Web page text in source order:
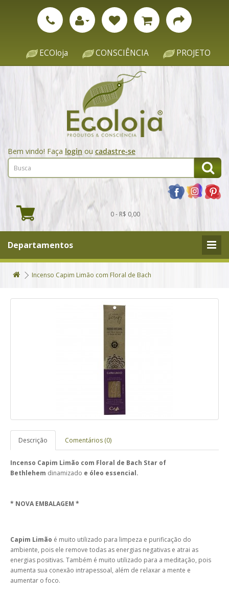
ECOloja CONSCIÊNCIA PROJETO
Bem vindo! Faça login ou cadastre-se
0 - R$ 0,00
Departamentos
Incenso Capim Limão com Floral de Bach
Descrição Comentários (0)
Incenso Capim Limão com Floral de Bach Star of
Bethlehem dinamizado e óleo essencial.
* NOVA EMBALAGEM *
Capim Limão é muito utilizado para limpeza e purificação do
ambiente, pois ele remove todas as energias negativas e atrai as
energias positivas. Também é muito utilizado para a meditação, pois
aumenta sua conexão intrapessoal, além de relaxar a mente e
aumentar o foco.